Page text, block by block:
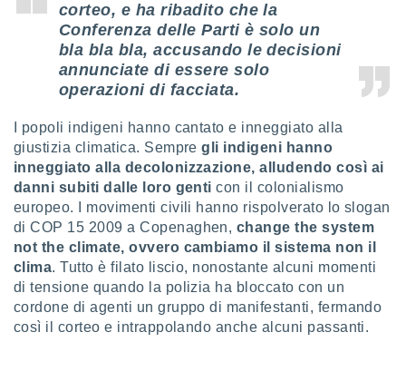
Web
noi e i
corteo, e ha ribadito che la
Conferenza delle Parti è solo un
bla bla bla, accusando le decisioni
annunciate di essere solo
operazioni di facciata.
I popoli indigeni hanno cantato e inneggiato alla
giustizia climatica. Sempregli indigeni hanno
inneggiato alla decolonizzazione, alludendo così ai
danni subiti dalle loro genti con il colonialismo
europeo. I movimenti civili hanno rispolverato lo slogan
di COP 15 2009 a Copenaghen, change the system
not the climate, ovvero cambiamo il sistema non il
clima. Tutto è filato liscio, nonostante alcuni momenti
di tensione quando la polizia ha bloccato con un
cordone di agenti un gruppo di manifestanti, fermando
così il corteo e intrappolando anche alcuni passanti.